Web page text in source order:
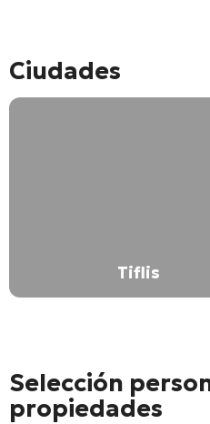
Ciudades
Tiflis
Selección
propiedades